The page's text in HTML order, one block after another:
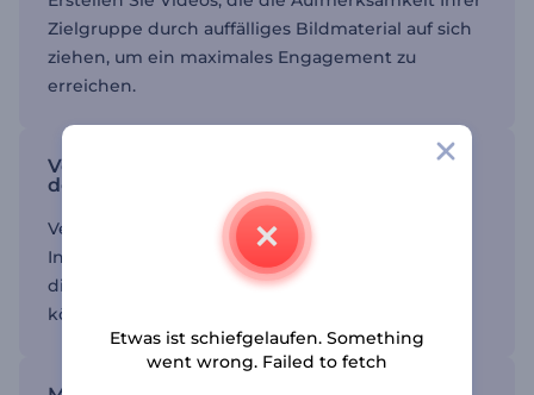
Zielgruppe durch auffälliges Bildmaterial auf sich
ziehen, um ein maximales Engagement zu
erreichen.
Vermitteln Sie Ihre Botschaft klar und
deutlich
Verwenden Sie einfache und übersichtliche
Inhalte, um sicherzustellen, dass Ihre Betrachter
die von Ihnen vermittelte Botschaft verstehen
können.
Etwas ist schiefgelaufen. Something
went wrong. Failed to fetch